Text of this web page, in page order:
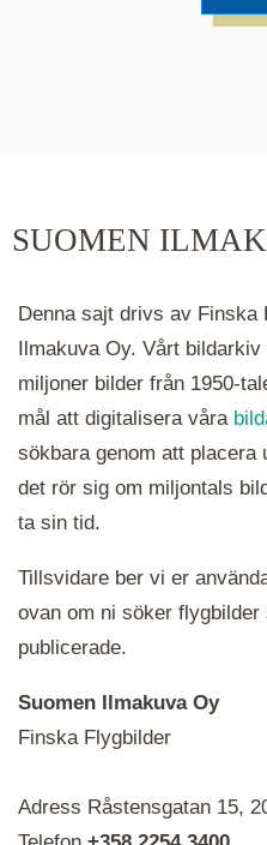
hålla ned ctrl-tangenten
ikoner är det en serie i
syns som nålar istället.
SUOMEN
Denna sajt drivs av Finska
Ilmakuva Oy. Vårt
miljoner bilder från 1950-
mål att digitalisera våra
sökbara genom att placera
det rör sig om miljontals
ta sin tid.
Tillsvidare ber vi er
ovan om ni söker flygbilder
publicerade.
Suomen Ilmakuva Oy
Finska Flygbilder
Adress Råstensgatan 15,